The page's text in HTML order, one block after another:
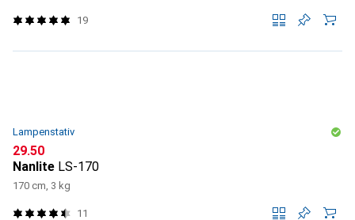
19
Lampenstativ
CHF
29.50
Nanlite LS-170
170 cm, 3 kg
11